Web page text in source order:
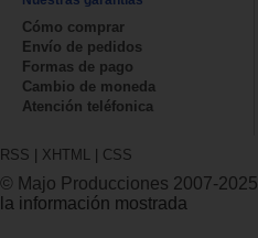
Cómo comprar
Envío de pedidos
Formas de pago
Cambio de moneda
Atención teléfonica
RSS | XHTML | CSS
© Majo Producciones 2007-2025
la información mostrada